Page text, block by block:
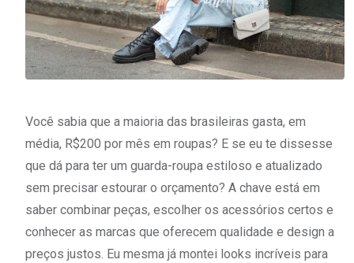
Você sabia que a maioria das brasileiras gasta, em
média, R$200 por mês em roupas? E se eu te dissesse
que dá para ter um guarda-roupa estiloso e atualizado
sem precisar estourar o orçamento? A chave está em
saber combinar peças, escolher os acessórios certos e
conhecer as marcas que oferecem qualidade e design a
preços justos. Eu mesma já montei looks incríveis para